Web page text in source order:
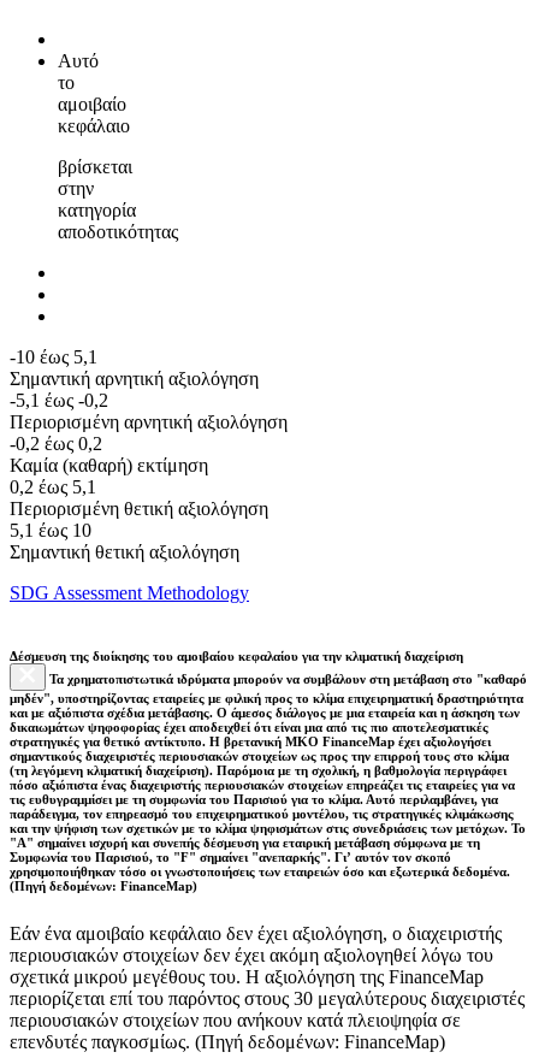
Αυτό
το
αμοιβαίο
κεφάλαιο
βρίσκεται
στην
κατηγορία
αποδοτικότητας
-10 έως 5,1
Σημαντική αρνητική αξιολόγηση
-5,1 έως -0,2
Περιορισμένη αρνητική αξιολόγηση
-0,2 έως 0,2
Καμία (καθαρή) εκτίμηση
0,2 έως 5,1
Περιορισμένη θετική αξιολόγηση
5,1 έως 10
Σημαντική θετική αξιολόγηση
SDG Assessment Methodology
Δέσμευση της διοίκησης του αμοιβαίου κεφαλαίου για την κλιματική διαχείριση
Τα χρηματοπιστωτικά ιδρύματα μπορούν να συμβάλουν στη μετάβαση στο "καθαρό
μηδέν", υποστηρίζοντας εταιρείες με φιλική προς το κλίμα επιχειρηματική δραστηριότητα
και με αξιόπιστα σχέδια μετάβασης. Ο άμεσος διάλογος με μια εταιρεία και η άσκηση των
δικαιωμάτων ψηφοφορίας έχει αποδειχθεί ότι είναι μια από τις πιο αποτελεσματικές
στρατηγικές για θετικό αντίκτυπο. Η βρετανική ΜΚΟ FinanceMap έχει αξιολογήσει
σημαντικούς διαχειριστές περιουσιακών στοιχείων ως προς την επιρροή τους στο κλίμα
(τη λεγόμενη κλιματική διαχείριση). Παρόμοια με τη σχολική, η βαθμολογία περιγράφει
πόσο αξιόπιστα ένας διαχειριστής περιουσιακών στοιχείων επηρεάζει τις εταιρείες για να
τις ευθυγραμμίσει με τη συμφωνία του Παρισιού για το κλίμα. Αυτό περιλαμβάνει, για
παράδειγμα, τον επηρεασμό του επιχειρηματικού μοντέλου, τις στρατηγικές κλιμάκωσης
και την ψήφιση των σχετικών με το κλίμα ψηφισμάτων στις συνεδριάσεις των μετόχων. Το
"Α" σημαίνει ισχυρή και συνεπής δέσμευση για εταιρική μετάβαση σύμφωνα με τη
Συμφωνία του Παρισιού, το "F" σημαίνει "ανεπαρκής". Γι’ αυτόν τον σκοπό
χρησιμοποιήθηκαν τόσο οι γνωστοποιήσεις των εταιρειών όσο και εξωτερικά δεδομένα.
(Πηγή δεδομένων: FinanceMap)
Εάν ένα αμοιβαίο κεφάλαιο δεν έχει αξιολόγηση, ο διαχειριστής
περιουσιακών στοιχείων δεν έχει ακόμη αξιολογηθεί λόγω του
σχετικά μικρού μεγέθους του. Η αξιολόγηση της FinanceMap
περιορίζεται επί του παρόντος στους 30 μεγαλύτερους διαχειριστές
περιουσιακών στοιχείων που ανήκουν κατά πλειοψηφία σε
επενδυτές παγκοσμίως. (Πηγή δεδομένων: FinanceMap)